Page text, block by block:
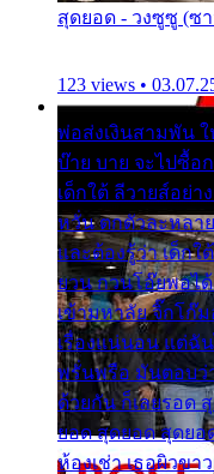
สุดยอด - วงซูซู (ซ
123 views •
พ่อส่งเงินสามพัน
บ๊าย บาย จะไปซื้อ
เด็กใต้ ลีวายส์อย่า
หวั่น ตกตัวละหลา
และต้องรู้ว่า เด็กใ
ยวน กวนโอ๊ยพอไ
เข้ามหาลัย จิ๊กโก๊
เรื่องแน่นอน แต่ฉั
พรั่นพรือ มันตอบว่
ด้วยกัน ก็เลยรอด
ยอด สุดยอด สุดย
ห้องเช่า เธอผิวขา